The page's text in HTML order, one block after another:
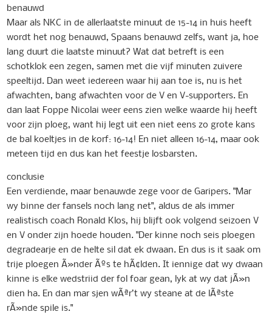
benauwd
Maar als NKC in de allerlaatste minuut de 15-14 in huis heeft
wordt het nog benauwd, Spaans benauwd zelfs, want ja, hoe
lang duurt die laatste minuut? Wat dat betreft is een
schotklok een zegen, samen met die vijf minuten zuivere
speeltijd. Dan weet iedereen waar hij aan toe is, nu is het
afwachten, bang afwachten voor de V en V-supporters. En
dan laat Foppe Nicolai weer eens zien welke waarde hij heeft
voor zijn ploeg, want hij legt uit een niet eens zo grote kans
de bal koeltjes in de korf: 16-14! En niet alleen 16-14, maar ook
meteen tijd en dus kan het feestje losbarsten.
conclusie
Een verdiende, maar benauwde zege voor de Garipers. "Mar
wy binne der fansels noch lang net", aldus de als immer
realistisch coach Ronald Klos, hij blijft ook volgend seizoen V
en V onder zijn hoede houden. "Der kinne noch seis ploegen
degradearje en de helte sil dat ek dwaan. En dus is it saak om
trije ploegen Ã»nder Ãºs te hÃ¢lden. It iennige dat wy dwaan
kinne is elke wedstriid der fol foar gean, lyk at wy dat jÃ»n
dien ha. En dan mar sjen wÃªr’t wy steane at de lÃªste
rÃ»nde spile is."